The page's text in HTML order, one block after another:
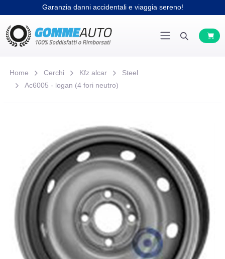
Garanzia danni accidentali e viaggia sereno!
Home Cerchi Kfz alcar
Steel
Ac6005 - logan (4 fori neutro)